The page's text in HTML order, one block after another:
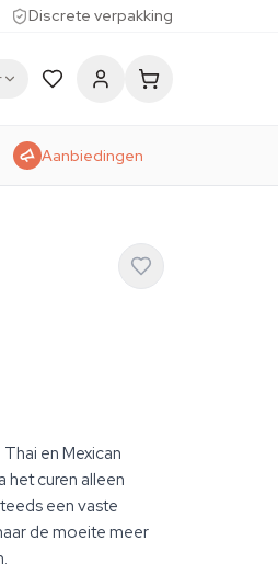
Discrete verpakking
Aanbiedingen
en Mexican
het curen alleen
een vaste
de moeite meer